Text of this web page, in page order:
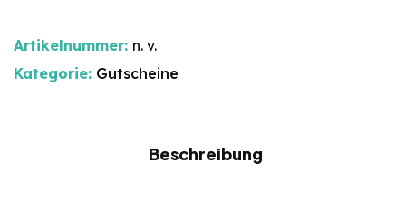
Artikelnummer: n. v.
Kategorie: Gutscheine
Beschreibung